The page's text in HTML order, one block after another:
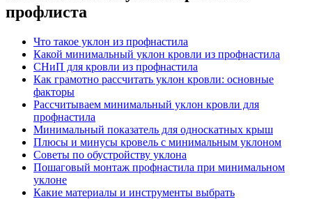
профлиста
Что такое уклон из профнастила
Какой минимальный уклон кровли из профнастила
СНиП для кровли из профнастила
Как грамотно рассчитать уклон кровли: основные
факторы
Рассчитываем минимальный уклон кровли для
профнастила
Минимальный показатель для односкатных крыш
Плюсы и минусы кровель с минимальным уклоном
Советы по обустройству уклона
Пошаговый монтаж профнастила при минимальном
уклоне
Какие материалы и инструменты выбрать